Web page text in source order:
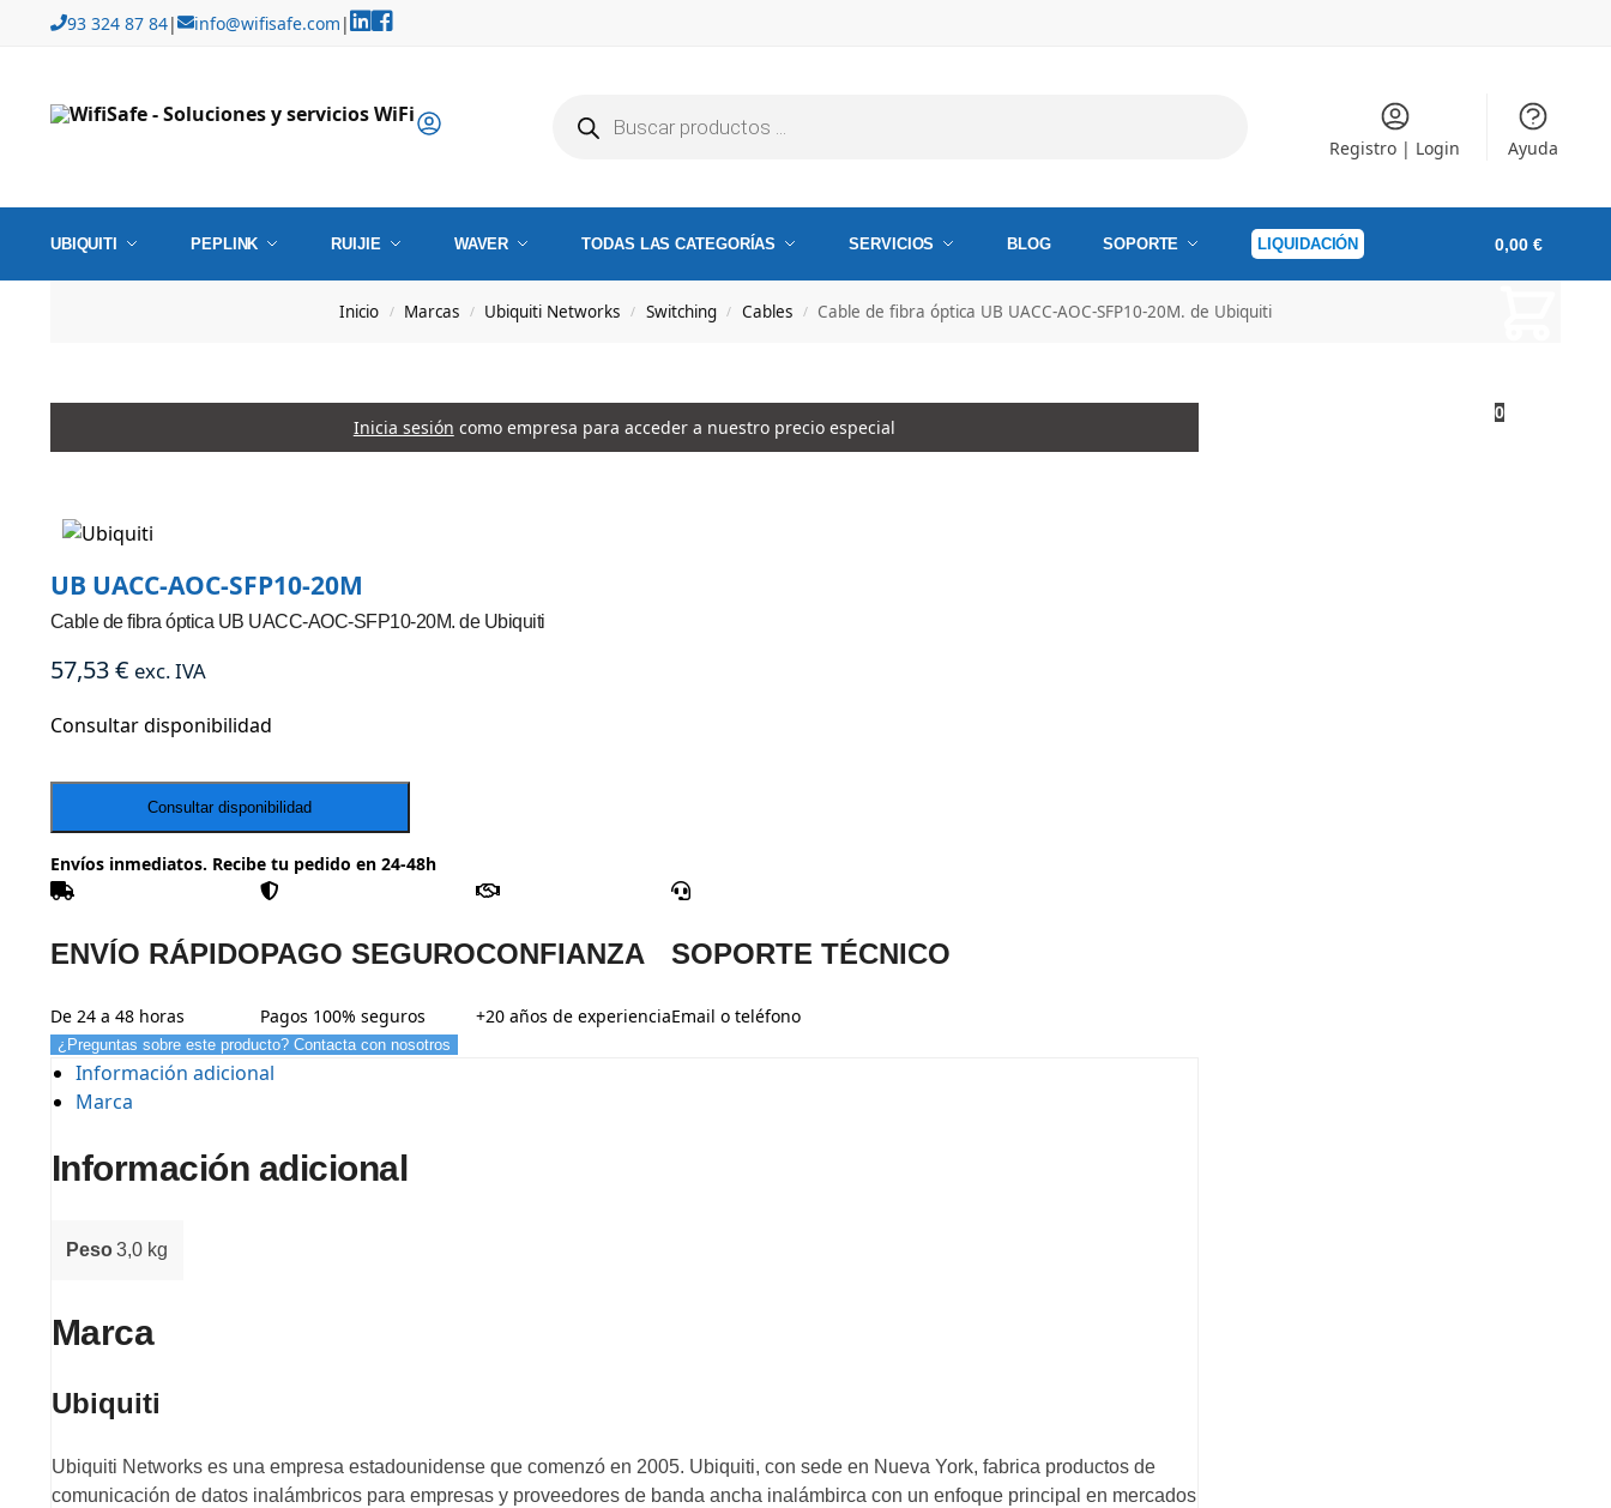
93 324 87 84| info@wifisafe.com |
Registro | Login Ayuda
UBIQUITI PEPLINK RUIJIE WAVER TODAS LAS CATEGORÍAS SERVICIOS BLOG SOPORTE LIQUIDACIÓN 0,00 €
0
Inicio / Marcas / Ubiquiti Networks / Switching / Cables / Cable de fibra óptica UB UACC-AOC-SFP10-20M. de Ubiquiti
Inicia sesión como empresa para acceder a nuestro precio especial
UB UACC-AOC-SFP10-20M
Cable de fibra óptica UB UACC-AOC-SFP10-20M. de Ubiquiti
57,53€ exc. IVA
Consultar disponibilidad
Envíos inmediatos. Recibe tu pedido en 24-48h
ENVÍO RÁPIDO
De 24 a 48 horas
PAGO SEGURO
Pagos 100% seguros
CONFIANZA
+20 años de experiencia
SOPORTE TÉCNICO
Email o teléfono
¿Preguntas sobre este producto? Contacta con nosotros
Información adicional
Marca
Información adicional
Peso3,0 kg
Marca
Ubiquiti
Ubiquiti Networks es una empresa estadounidense que comenzó en 2005. Ubiquiti, con sede en Nueva York, fabrica productos de
comunicación de datos inalámbricos para empresas y proveedores de banda ancha inalámbirca con un enfoque principal en mercados